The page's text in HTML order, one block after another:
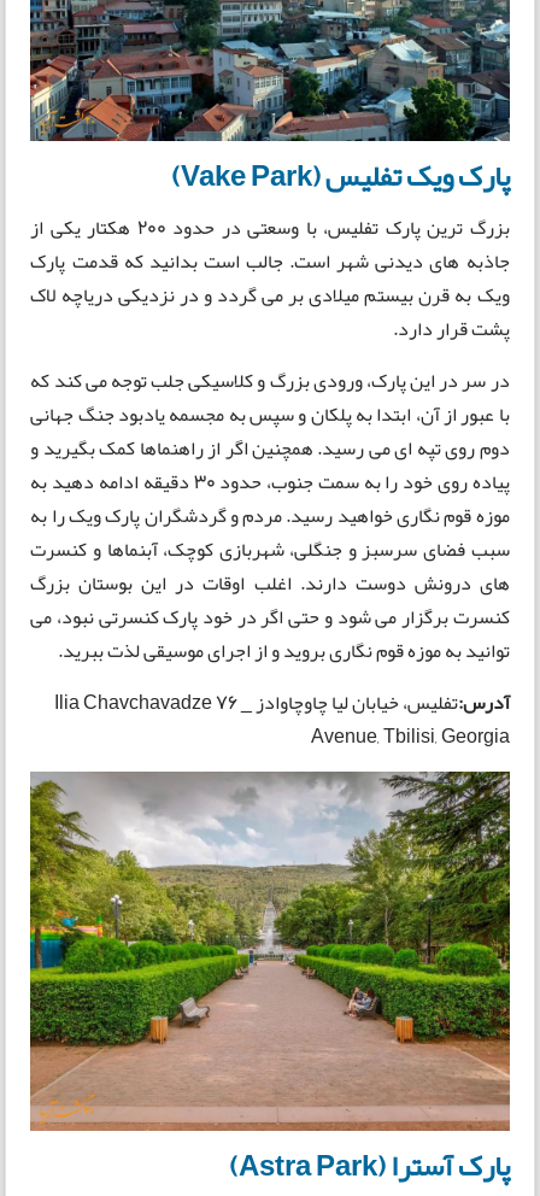
پارک ویک تفلیس (Vake Park)
بزرگ ترین پارک تفلیس، با وسعتی در حدود 200 هکتار یکی از
جاذبه های دیدنی شهر است. جالب است بدانید که قدمت پارک
ویک به قرن بیستم میلادی بر می گردد و در نزدیکی دریاچه لاک
پشت قرار دارد.
در سر در این پارک، ورودی بزرگ و کلاسیکی جلب توجه می کند که
با عبور از آن، ابتدا به پلکان و سپس به مجسمه یادبود جنگ جهانی
دوم روی تپه ای می رسید. همچنین اگر از راهنماها کمک بگیرید و
پیاده روی خود را به سمت جنوب، حدود 30 دقیقه ادامه دهید به
موزه قوم نگاری خواهید رسید. مردم و گردشگران پارک ویک را به
سبب فضای سرسبز و جنگلی، شهربازی کوچک، آبنماها و کنسرت
های درونش دوست دارند. اغلب اوقات در این بوستان بزرگ
کنسرت برگزار می شود و حتی اگر در خود پارک کنسرتی نبود، می
توانید به موزه قوم نگاری بروید و از اجرای موسیقی لذت ببرید.
آدرس:تفلیس، خیابان لیا چاوچاوادز _
76 Ilia Chavchavadze
Avenue, Tbilisi, Georgia
پارک آسترا (Astra Park)